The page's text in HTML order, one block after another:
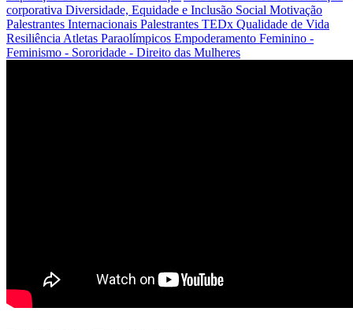
corporativa Diversidade, Equidade e Inclusão Social Motivação
Palestrantes Internacionais Palestrantes TEDx Qualidade de Vida
Resiliência Atletas Paraolímpicos Empoderamento Feminino -
Feminismo - Sororidade - Direito das Mulheres